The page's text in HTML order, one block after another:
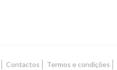
Contactos Termos e condições